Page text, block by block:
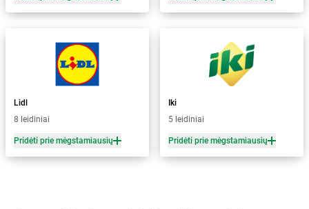
Lidl
8 leidiniai
Pridėti prie mėgstamiausių
Iki
5 leidiniai
Pridėti prie mėgstamiausių